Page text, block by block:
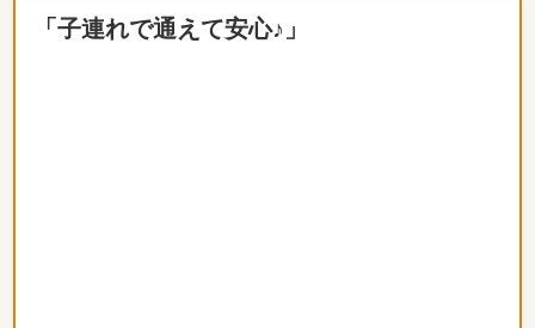
「子連れで通えて安心♪」